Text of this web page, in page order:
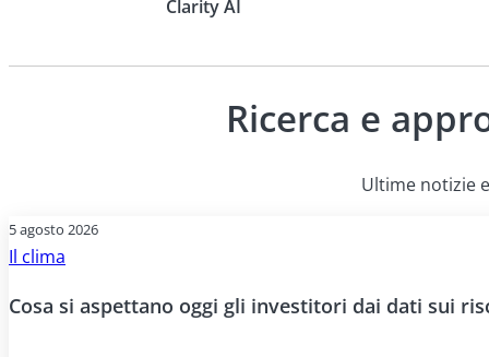
Clarity AI
Ricerca e
Ultime notizie
5 agosto 2026
Il clima
Cosa si aspettano oggi gli investitori dai dati sui